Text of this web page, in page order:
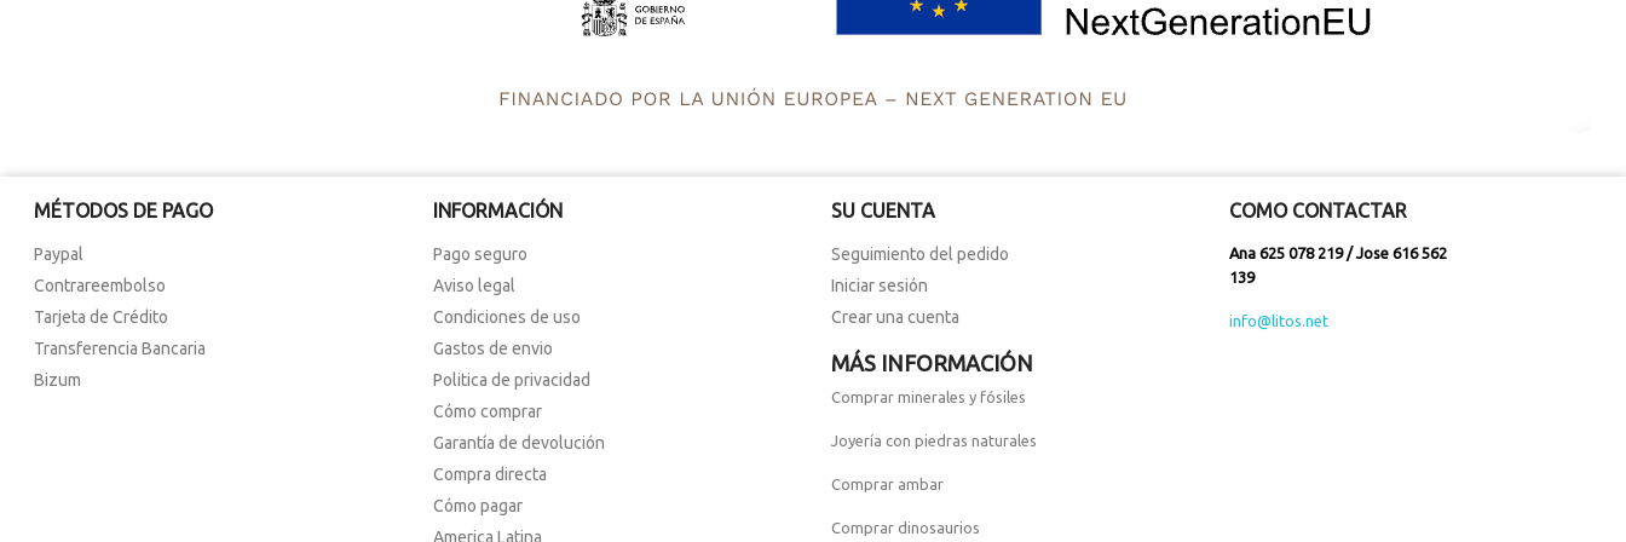
MÉTODOS DE PAGO
Paypal
Contrareembolso
Tarjeta de Crédito
Transferencia Bancaria
Bizum
INFORMACIÓN
Pago seguro
Aviso legal
Condiciones de uso
Gastos de envio
Politica de privacidad
Cómo comprar
Garantía de devolución
Compra directa
Cómo pagar
America Latina
SU CUENTA
Seguimiento del pedido
Iniciar sesión
Crear una cuenta
COMO CONTACTAR
Ana 625 078 219 / Jose 616 562
139
info@litos.net
MÁS INFORMACIÓN
Comprar minerales y fósiles
Joyería con piedras naturales
Comprar ambar
Comprar dinosaurios